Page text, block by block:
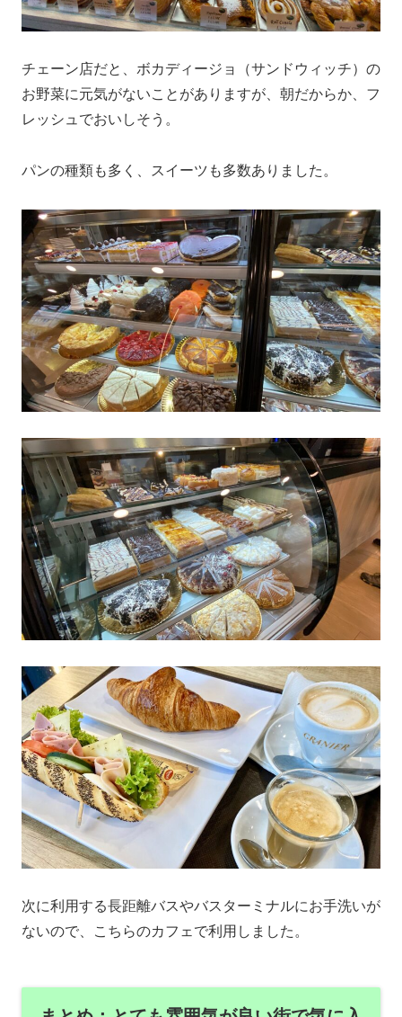
チェーン店だと、ボカディージョ（サンドウィッチ）の
お野菜に元気がないことがありますが、朝だからか、フ
レッシュでおいしそう。
パンの種類も多く、スイーツも多数ありました。
次に利用する長距離バスやバスターミナルにお手洗いが
ないので、こちらのカフェで利用しました。